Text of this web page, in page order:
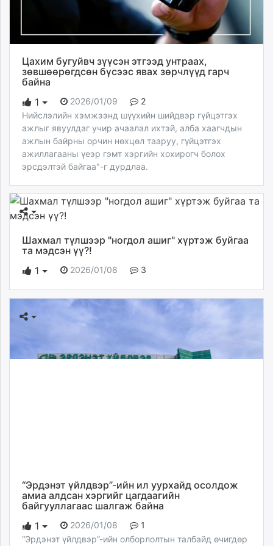
fact.mn
itoim.mn
tumen.mn
shuum.mn
times.mn
tvmongolia.mn
unegui.mn
toim.mn
tac.mn
paparazzi.mn
unread.today
Цахим бугуйвч зүүсэн этгээд унтраах,
зөвшөөрөгдсөн бүсээс явах зөрчлүүд гарч
байна
1
2026/01/09
2
Нийслэлийн хэмжээнд шүүхийн шийдвэр гүйцэтгэх
ажлыг явуулдаг учир ачаалал ихтэй, алба хаагчдын
ажлын байрны орчин нөхцөл тааруу, гүйцэтгэх
ажиллагааны үеэр гэмт хэргийн хохирогч болох
эрсдэлтэй байгаа"-г дурдлаа.
Шахмал түлшээр "ногдол ашиг" хүртэж буйгаа
та мэдсэн үү?!
1
2026/01/08 3
“Эрдэнэт үйлдвэр”-ийн ил уурхайд осолдож
амиа алдсан хэргийг цагдаагийн
байгууллагаас шалгаж байна
1
2026/01/08
1
“Эрдэнэт үйлдвэр”-ийн олборлолтын талбайд өчигдөр